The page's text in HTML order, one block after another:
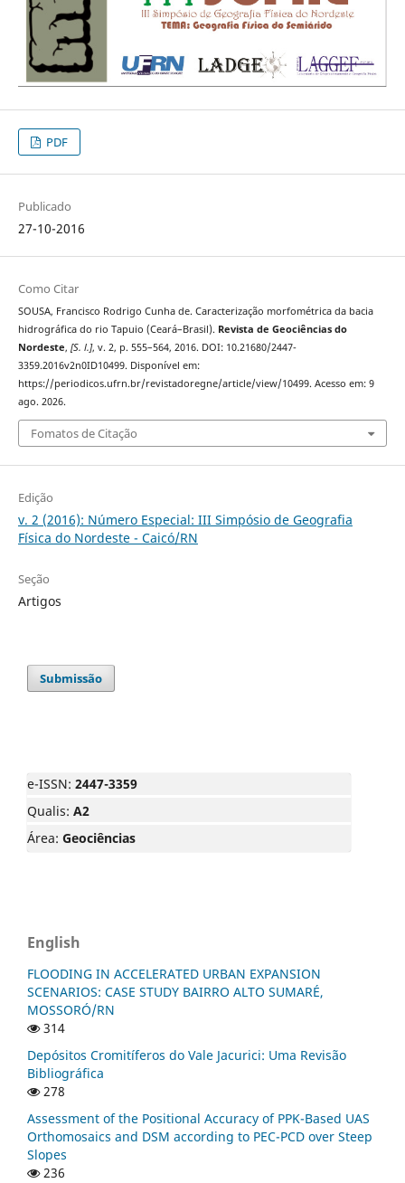
PDF
Publicado
27-10-2016
Como Citar
SOUSA, Francisco Rodrigo Cunha de. Caracterização morfométrica da bacia
hidrográfica do rio Tapuio (Ceará–Brasil). Revista de Geociências do
Nordeste, [S. l.], v. 2, p. 555–564, 2016. DOI: 10.21680/2447-
3359.2016v2n0ID10499. Disponível em:
https://periodicos.ufrn.br/revistadoregne/article/view/10499. Acesso em: 9
ago. 2026.
Fomatos de Citação
Edição
v. 2 (2016): Número Especial: III Simpósio de Geografia
Física do Nordeste - Caicó/RN
Seção
Artigos
Submissão
e-ISSN: 2447-3359
Qualis: A2
Área: Geociências
English
FLOODING IN ACCELERATED URBAN EXPANSION
SCENARIOS: CASE STUDY BAIRRO ALTO SUMARÉ,
MOSSORÓ/RN
314
Depósitos Cromitíferos do Vale Jacurici: Uma Revisão
Bibliográfica
278
Assessment of the Positional Accuracy of PPK-Based UAS
Orthomosaics and DSM according to PEC-PCD over Steep
Slopes
236